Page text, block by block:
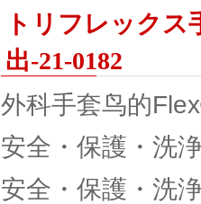
トリフレック
出-21-0182
外科手套鸟的
安全・保護・洗
安全・保護・洗